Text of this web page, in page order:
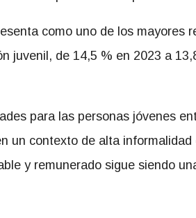
como uno de los mayores
juvenil, de 14,5 % en 2023 a
para las personas jóvenes
un contexto de alta
y remunerado sigue siendo